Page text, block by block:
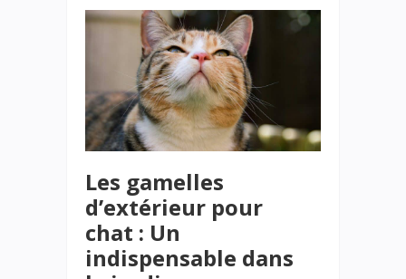
Les gamelles
d’extérieur pour
chat : Un
indispensable dans